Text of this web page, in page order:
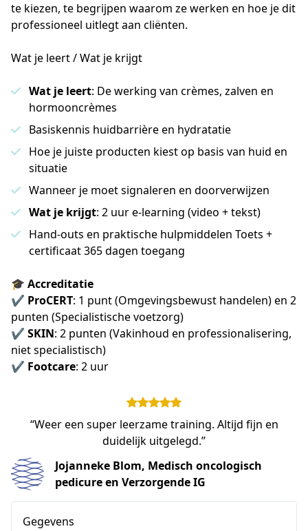
te kiezen, te begrijpen waarom ze werken en hoe je dit
professioneel uitlegt aan cliënten.
Wat je leert / Wat je krijgt
Wat je leert: De werking van crèmes, zalven en
hormooncrèmes
Basiskennis huidbarrière en hydratatie
Hoe je juiste producten kiest op basis van huid en
situatie
Wanneer je moet signaleren en doorverwijzen
Wat je krijgt: 2 uur e-learning (video + tekst)
Hand-outs en praktische hulpmiddelen Toets +
certificaat 365 dagen toegang
🎓 Accreditatie
✔ ProCERT: 1 punt (Omgevingsbewust handelen) en 2
punten (Specialistische voetzorg)
✔ SKIN: 2 punten (Vakinhoud en professionalisering,
niet specialistisch)
✔ Footcare: 2 uur
“Weer een super leerzame training. Altijd fijn en
duidelijk uitgelegd.”
Jojanneke Blom, Medisch oncologisch
pedicure en Verzorgende IG
Gegevens